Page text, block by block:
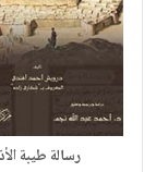
رسالة طيبة